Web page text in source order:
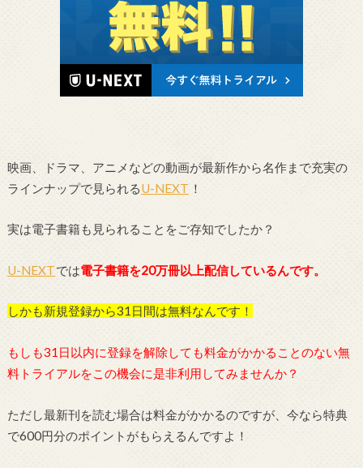
映画、ドラマ、アニメなどの動画が最新作から名作まで充実の
ラインナップで見られるU-NEXT ！
実は電子書籍も見られることをご存知でしたか？
U-NEXTでは電子書籍を20万冊以上配信しているんです。
しかも新規登録から31日間は無料なんです！
もしも31日以内に登録を解除しても料金がかかることのない無
料トライアルをこの機会に是非利用してみませんか？
ただし最新刊を読む場合は料金がかかるのですが、今なら特典
で600円分のポイントがもらえるんですよ！